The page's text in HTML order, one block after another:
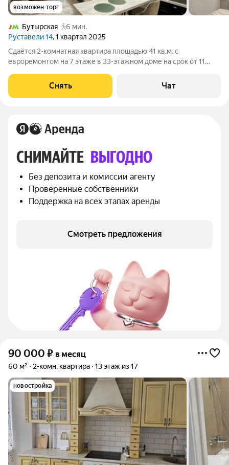
возможен торг
Бутырская
6 мин.
Руставели 14, 1 квартал 2025
Сдаётся 2-комнатная квартира площадью 41 кв.м. с
евроремонтом на 7 этаже в 33-этажном доме на срок от 11
Стиральная машина Холодильник Посудомоечная машина
Кондиционер Микроволновка Пылесос Дом
Снять Чат
СНИМАЙТЕ ВЫГОДНО
Без депозита и комиссии агенту
Проверенные собственники
Поддержка на всех этапах аренды
Смотреть предложения
90 000 ₽ в месяц
60 м² 2-комн. квартира 13 этаж из 17
новостройка